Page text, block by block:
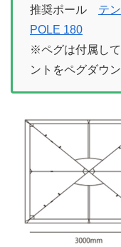
推奨ポール テ
POLE 180
※ペグは付属し
ントをペグダウ